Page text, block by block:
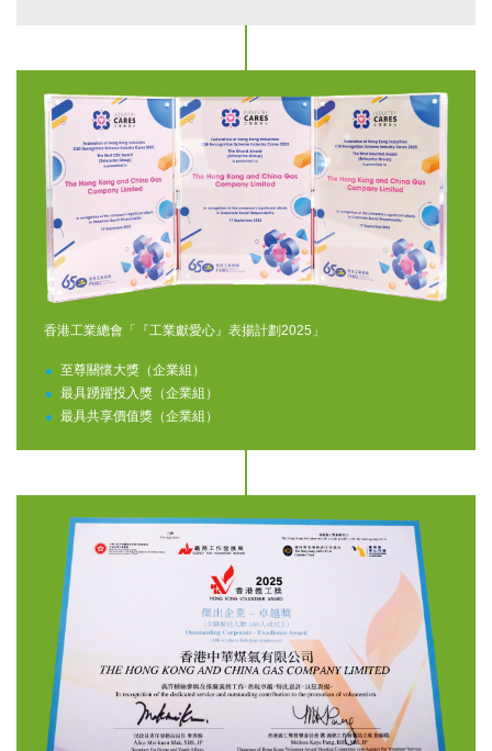
香港工業總會「『工業獻愛心』表揚計劃2025」
至尊關懷大獎（企業組）
最具踴躍投入獎（企業組）
最具共享價值獎（企業組）